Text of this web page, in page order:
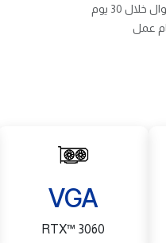
30 يوم
VGA
RTX™ 3060